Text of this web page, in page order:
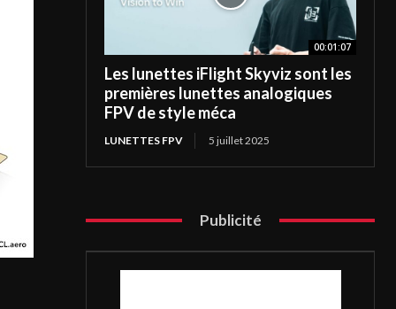
00:01:07
Les lunettes iFlight Skyviz sont les
premières lunettes analogiques
FPV de style méca
LUNETTES FPV 5 juillet 2025
Publicité